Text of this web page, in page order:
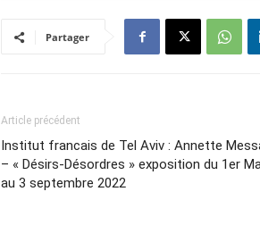
Partager
Article précédent
Institut francais de Tel Aviv : Annette
– « Désirs-Désordres » exposition du 1er
au 3 septembre 2022